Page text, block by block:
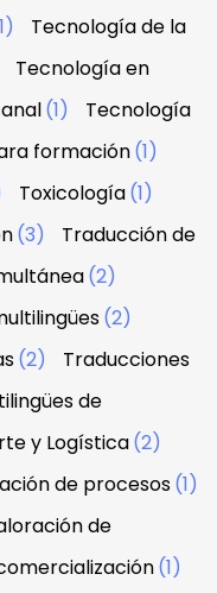
Tecnología de la
Tecnología en
(1)
Tecnología
formación(1)
Toxicología(1)
(3)
Traducción de
(2)
(2)
(2)
Traducciones
de
y Logística(2)
de procesos(1)
de
(1)